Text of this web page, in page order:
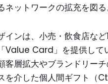
ネットワークの拡充を図る
インは、小売・飲食店な
Value Card」を提供して
客層拡大やブランドリー
を介した個人間ギフト（